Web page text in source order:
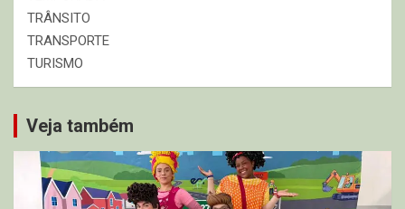
TRÂNSITO
TRANSPORTE
TURISMO
Veja também